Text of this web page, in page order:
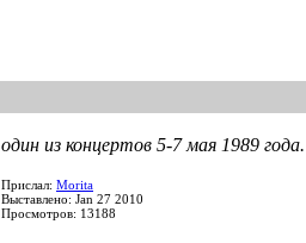
один из концертов 5-7 мая 1989
Прислал: Morita
Выставлено: Jan 27 2010
Просмотров: 13188